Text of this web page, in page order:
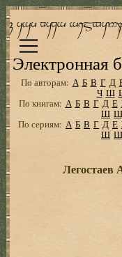
Электронная
По авторам: А Б В Г Д
Ч Ш
По книгам: А Б В Г Д Е
Ш Щ
По сериям: А Б В Г Д Е
Ш Щ
Легостаев